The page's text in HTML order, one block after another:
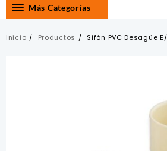
Más Categorías
Inicio Productos Sifón PVC Desagüe